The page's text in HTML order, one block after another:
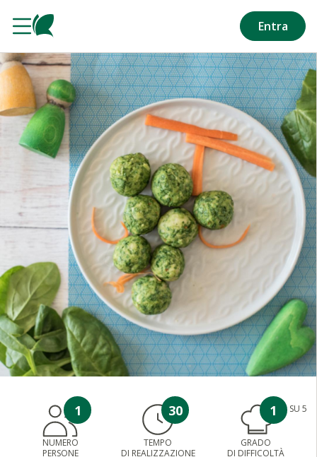
Entra
1
NUMERO
PERSONE
30
TEMPO
DI REALIZZAZIONE
1 SU 5
GRADO
DI DIFFICOLTÀ